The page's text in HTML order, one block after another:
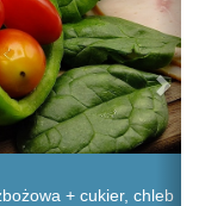
+ cukier, chleb